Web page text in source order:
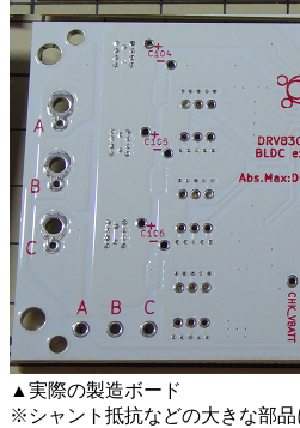
▲実際の製造ボード
※シャント抵抗などの大きな部